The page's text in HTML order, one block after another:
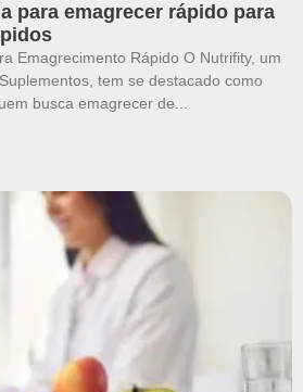
para emagrecer rápido para
Emagrecimento Rápido O Nutrifity, um
tem se destacado como
busca emagrecer de